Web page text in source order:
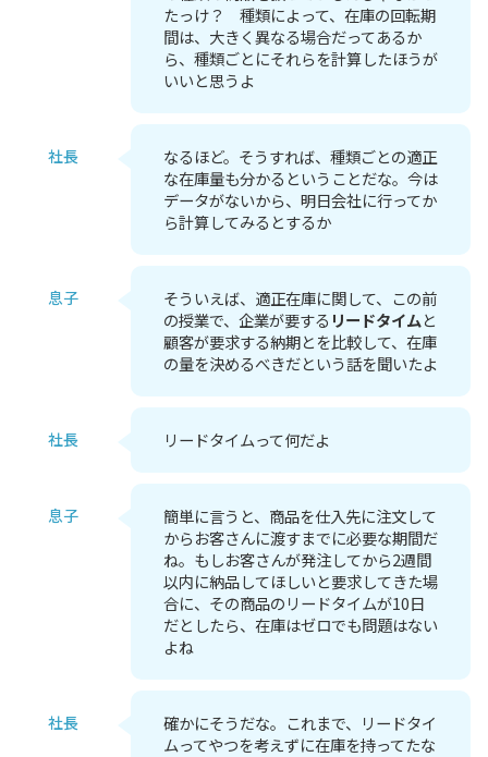
たっけ？ 種類によって、在庫の回転期
間は、大きく異なる場合だってあるか
ら、種類ごとにそれらを計算したほうが
いいと思うよ
社長
なるほど。そうすれば、種類ごとの適正
な在庫量も分かるということだな。今は
データがないから、明日会社に行ってか
ら計算してみるとするか
息子
そういえば、適正在庫に関して、この前
の授業で、企業が要する リードタイムと
顧客が要求する納期とを比較して、在庫
の量を決めるべきだという話を聞いたよ
社長 リードタイムって何だよ
息子
簡単に言うと、商品を仕入先に注文して
からお客さんに渡すまでに必要な期間だ
ね。もしお客さんが発注してから2週間
以内に納品してほしいと要求してきた場
合に、その商品のリードタイムが10日
だとしたら、在庫はゼロでも問題はない
よね
社長
確かにそうだな。これまで、リードタイ
ムってやつを考えずに在庫を持ってたな